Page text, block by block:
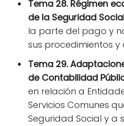
Tema 28. Régimen
de la Seguridad
la parte del pago y
sus procedimientos
Tema 29.
de Contabilidad
en relación a
Servicios Comunes
Seguridad Social y a